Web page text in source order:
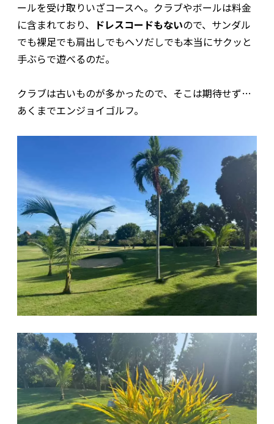
ールを受け取りいざコースへ。クラブやボールは料金
に含まれており、
ドレスコードもないので、サンダル
でも裸足でも肩出しでもヘソだしでも本当にサクッと
手ぶらで遊べるのだ。
クラブは古いものが多かったので、そこは期待せず…
あくまでエンジョイゴルフ。